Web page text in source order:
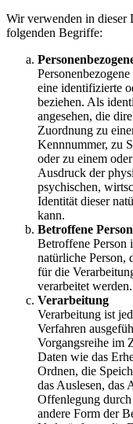
Wir verwenden in dieser
folgenden Begriffe:
eine identifizierte
beziehen. Als
angesehen, die
Zuordnung zu
Kennnummer, zu
oder zu einem
Ausdruck der
psychischen,
Identität dieser
kann.
Betroffene Person
Betroffene Person
natürliche Person,
für die
verarbeitet werden.
Verarbeitung
Verarbeitung ist
Verfahren
Vorgangsreihe im
Daten wie das
Ordnen, die
das Auslesen, das
Offenlegung
andere Form der